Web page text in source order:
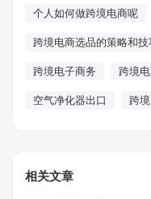
个人如何做跨境电商呢
跨境电商选品的策略和技
跨境电子商务 跨境
空气净化器出口 跨
相关文章